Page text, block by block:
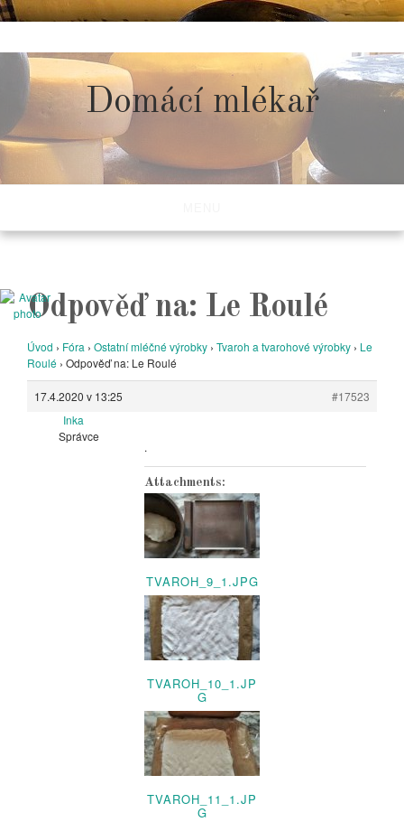
to
content
Domácí mlékař
Odpověď na: Le Roulé
Úvod › Fóra › Ostatní mléčné výrobky › Tvaroh a tvarohové výrobky › Le
Roulé › Odpověď na: Le Roulé
17.4.2020 v 13:25
#17523
Inka
Správce
.
Attachments:
TVAROH_9_1.JPG
TVAROH_10_1.JP
G
TVAROH_11_1.JP
G